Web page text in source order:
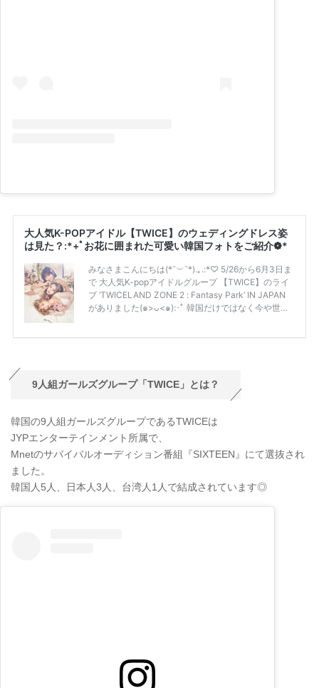
9人組ガールズグループ「TWICE」とは？
韓国の9人組ガールズグループであるTWICEは
JYPエンターテインメント所属で、
Mnetのサバイバルオーディション番組『SIXTEEN』にて選抜され
ました。
韓国人5人、日本人3人、台湾人1人で結成されています◎